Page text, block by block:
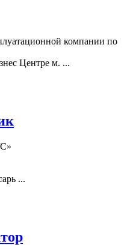
компании по
Центре м. ...
...